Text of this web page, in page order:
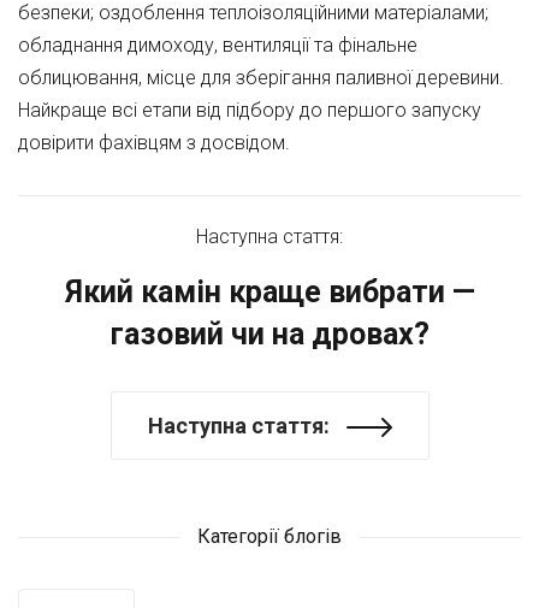
безпеки; оздоблення теплоізоляційними матеріалами;
обладнання димоходу, вентиляції та фінальне
облицювання, місце для зберігання паливної деревини.
Найкраще всі етапи від підбору до першого запуску
довірити фахівцям з досвідом.
Наступна стаття:
Який камін краще вибрати —
газовий чи на дровах?
Наступна стаття:
Категорії блогів